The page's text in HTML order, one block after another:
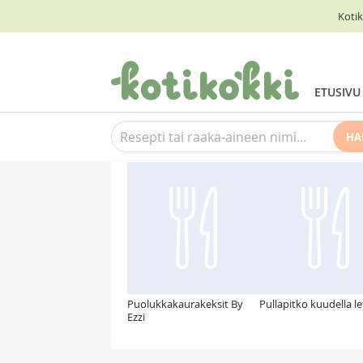
ETUSIVU
Suosittelemme myös
Puolukkakaurakeksit By
Ezzi
Pullapitko kuudella